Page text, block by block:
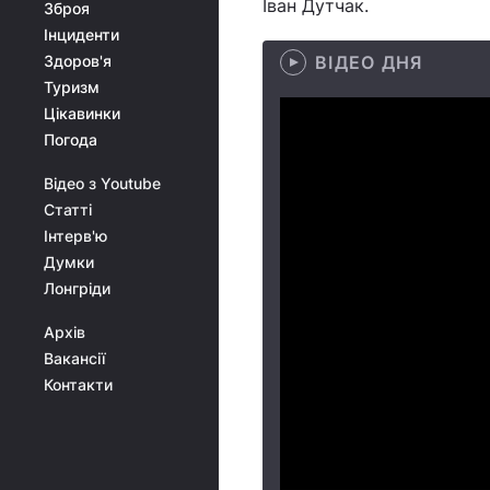
Зброя
Інциденти
Здоров'я
Туризм
Цікавинки
Погода
Відео з Youtube
Статті
Інтерв'ю
Думки
Лонгріди
Архів
Вакансії
Контакти
Іван Дутчак.
ВІДЕО ДНЯ